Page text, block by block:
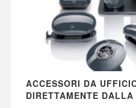
ACCESSORI DA
DIRETTAMENTE